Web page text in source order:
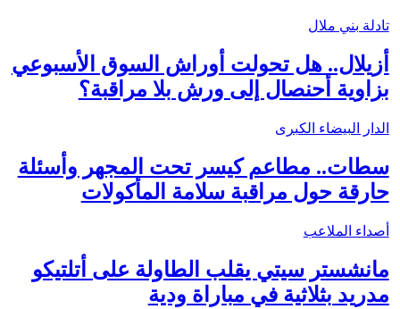
تادلة بني ملال
أزيلال.. هل تحولت أوراش السوق الأسبوعي
بزاوية أحنصال إلى ورش بلا مراقبة؟
الدار البيضاء الكبرى
سطات.. مطاعم كيسر تحت المجهر وأسئلة
حارقة حول مراقبة سلامة المأكولات
أصداء الملاعب
مانشستر سيتي يقلب الطاولة على أتلتيكو
مدريد بثلاثية في مباراة ودية